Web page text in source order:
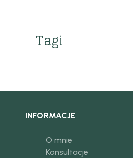
Tagi
INFORMACJE
O mnie
Konsultacje